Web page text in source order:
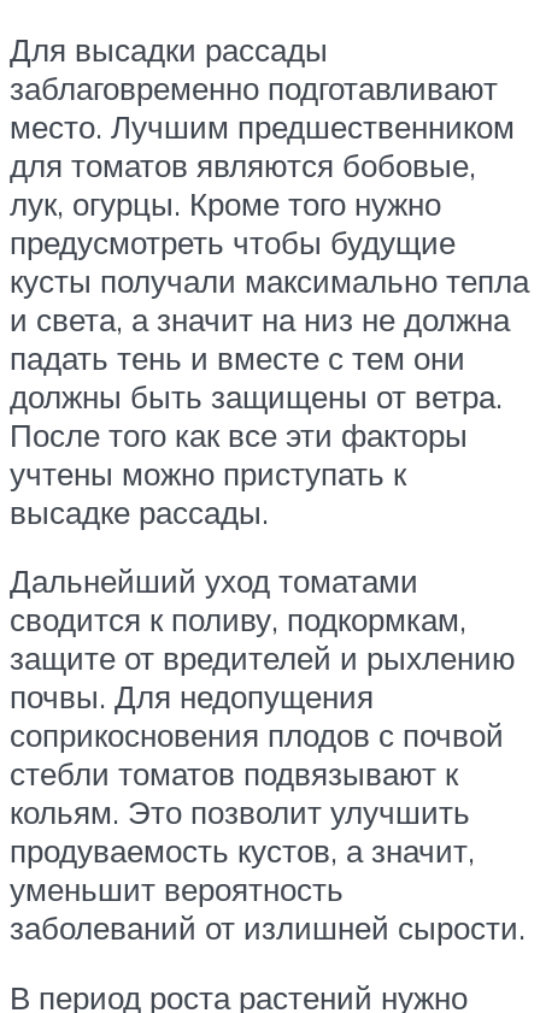
Для высадки рассады
заблаговременно подготавливают
место. Лучшим предшественником
для томатов являются бобовые,
лук, огурцы. Кроме того нужно
предусмотреть чтобы будущие
кусты получали максимально тепла
и света, а значит на низ не должна
падать тень и вместе с тем они
должны быть защищены от ветра.
После того как все эти факторы
учтены можно приступать к
высадке рассады.
Дальнейший уход томатами
сводится к поливу, подкормкам,
защите от вредителей и рыхлению
почвы. Для недопущения
соприкосновения плодов с почвой
стебли томатов подвязывают к
кольям. Это позволит улучшить
продуваемость кустов, а значит,
уменьшит вероятность
заболеваний от излишней сырости.
В период роста растений нужно